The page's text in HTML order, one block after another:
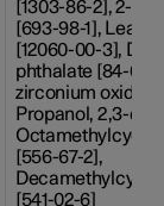
[1303-86-2], 2-
[693-98-1],
[12060-00-3],
phthalate [84-61-
zirconium oxide
Propanol, 2,3-
[556-67-2],
[541-02-6]